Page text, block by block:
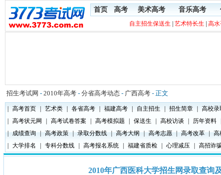
首页 高考 美术高考 音乐高考
自主招生保送生 艺术特长生 高
招生考试网 - 2010年高考 - 分省高考动态 - 广西高考 - 正文
高考首页 艺术类 各省高考 福建高考 自主招生 招生简章
高校录
高考状元网 高考试卷答案 高考模拟题 保送生 高校访谈 历年资料
成绩查询 高考政策 录取分数线 高考大纲 高考志愿 高考改革
高
大学排名 专科分数线 高考报名系统 福建省质检 心理减压 高招诈
2010年广西医科大学招生网录取查询